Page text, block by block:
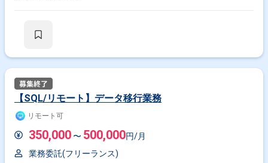
【SQL/リモート】データ移行業務
リモート可
350,000 〜 500,000円/月
業務委託(フリーランス)